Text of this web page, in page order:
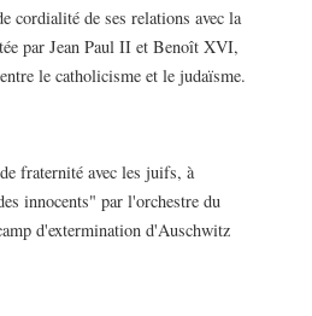
cordialité de ses relations avec la
par Jean Paul II et Benoît XVI,
le catholicisme et le judaïsme.
fraternité avec les juifs, à
innocents" par l'orchestre du
d'extermination d'Auschwitz